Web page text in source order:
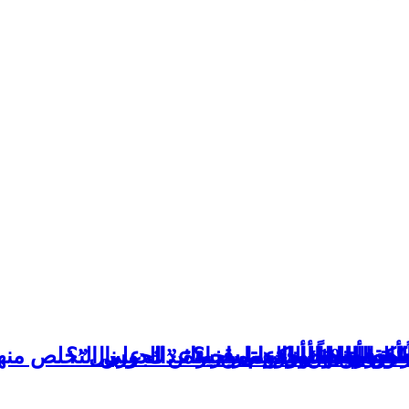
المدمنون على قراءة ”الجورنال”؟
تاريخيةمن أجل الهروب من براثن الدرس
والواتساب؟
العالية، إليك ما سيساعدك على التخلص
هذه المهن